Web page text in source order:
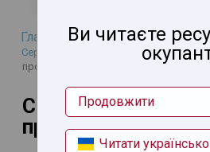
Главная →База знаний→
Сертификация продукции и услуг→
продукции
Сертификация
продукции
Ви читаєте
Продовжити
Читати